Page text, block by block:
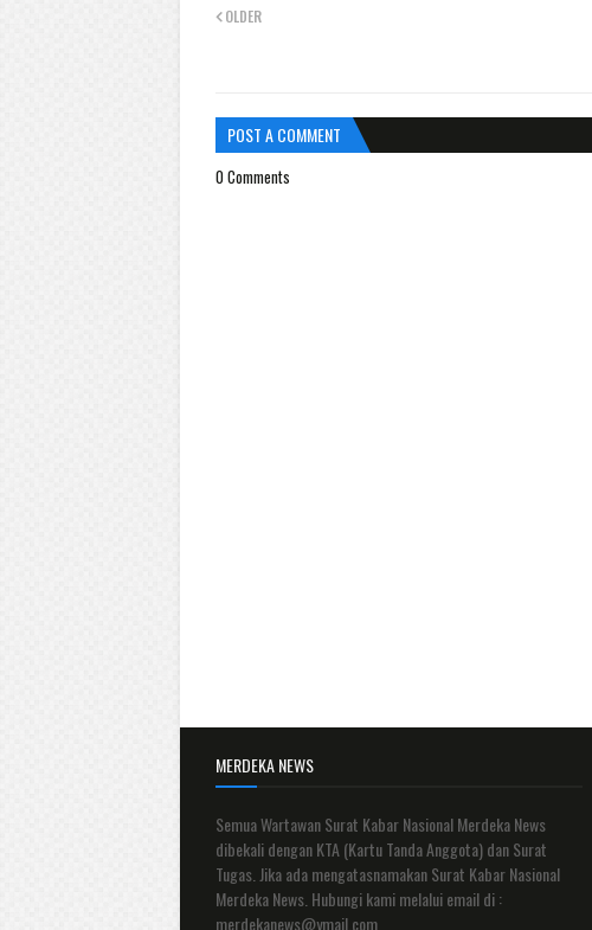
OLDER
POST A COMMENT
0 Comments
MERDEKA NEWS
Semua Wartawan Surat Kabar Nasional Merdeka News
dibekali dengan KTA (Kartu Tanda Anggota) dan Surat
Tugas. Jika ada mengatasnamakan Surat Kabar Nasional
Merdeka News. Hubungi kami melalui email di :
merdekanews@ymail.com